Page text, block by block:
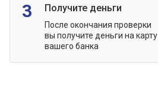
3 Получите деньги
После окончания проверки
вы получите деньги на карту
вашего банка